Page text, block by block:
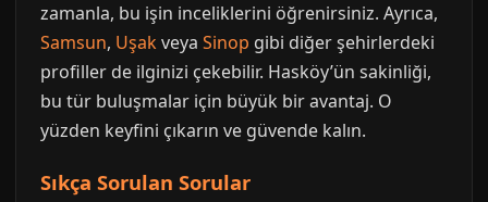
zamanla, bu işin inceliklerini öğrenirsiniz. Ayrıca,
Samsun, Uşakveya Sinop gibi diğer şehirlerdeki
profiller de ilginizi çekebilir. Hasköy’ün sakinliği,
bu tür buluşmalar için büyük bir avantaj. O
yüzden keyfini çıkarın ve güvende kalın.
Sıkça Sorulan Sorular